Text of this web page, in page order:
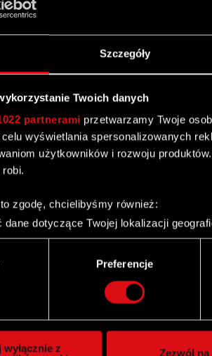
Szczegóły
Twoich danych
partnerami przetwarzamy Twoje
wyświetlania spersonalizowanych
użytkowników i rozwoju
zgodę, chcielibyśmy również:
dane dotyczące Twojej lokalizacji
Twoje urządzenie, aktywnie
odnośnie tego, jak Twoje osobiste
plików cookie możesz zmienić
cookie do spersonalizowania treści i
Preferencje
z
Zezwól
RED S.A. ze spółką zależną CD Projekt
toczącym się postępowaniu spółki
Jesień 2011